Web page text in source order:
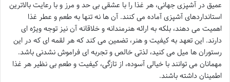
عمیق در آشپزی جهانی، هر غذا را با عشقی بی حد و مرز و با رعایت بالاترین
استانداردهای آشپزی آماده می کنند. آن ها نه تنها به طعم و عطر غذا
اهمیت می دهند، بلکه به ارائه هنرمندانه و خلاقانه آن نیز توجه ویژه ای
دارند. این تعهد به کیفیت و هنر، تضمین می کند که هر لقمه ای که در این
رستوران ها میل می کنید، لذتی خالص و تجربه ای فراموش نشدنی باشد.
مهمانان می توانند با خیالی آسوده، از تازگی، کیفیت و طعم بی نظیر هر غذا
اطمینان داشته باشند.